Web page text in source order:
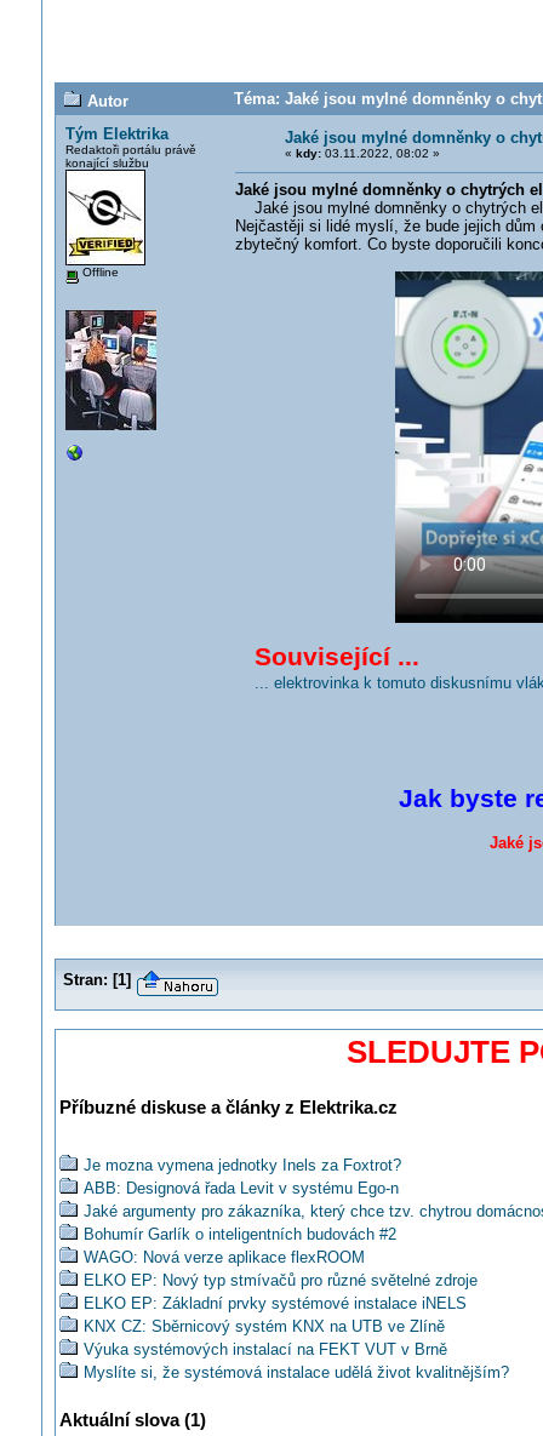
Autor
Téma: Jaké jsou mylné domněnky o
Tým Elektrika
Redaktoři portálu právě
konající službu
Offline
Jaké jsou mylné domněnky o
« kdy:03.11.2022, 08:02 »
Jaké jsou mylné domněnky o chytrých
Jaké jsou mylné domněnky o chytrých
Nejčastěji si lidé myslí, že bude jejich
zbytečný komfort. Co byste doporučili
Související ...
... elektrovinka k tomuto diskusnímu
Jak byste
Jaké
Stran: [1]
SLEDUJTE
Příbuzné diskuse a články z Elektrika.cz
Je mozna vymena jednotky Inels za Foxtrot?
ABB: Designová řada Levit v systému Ego-n
Jaké argumenty pro zákazníka, který chce tzv. chytrou
Bohumír Garlík o inteligentních budovách #2
WAGO: Nová verze aplikace flexROOM
ELKO EP: Nový typ stmívačů pro různé světelné zdroje
ELKO EP: Základní prvky systémové instalace iNELS
KNX CZ: Sběrnicový systém KNX na UTB ve Zlíně
Výuka systémových instalací na FEKT VUT v Brně
Myslíte si, že systémová instalace udělá život kvalitnějším?
ARisk#8: S jakými rušeními lze počítat v systémových
Aktuální slova (1)